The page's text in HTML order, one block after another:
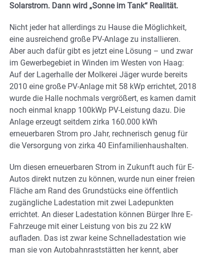
Solarstrom. Dann wird „Sonne im Tank“ Realität.
Nicht jeder hat allerdings zu Hause die Möglichkeit,
eine ausreichend große PV-Anlage zu installieren.
Aber auch dafür gibt es jetzt eine Lösung – und zwar
im Gewerbegebiet in Winden im Westen von Haag:
Auf der Lagerhalle der Molkerei Jäger wurde bereits
2010 eine große PV-Anlage mit 58 kWp errichtet, 2018
wurde die Halle nochmals vergrößert, es kamen damit
noch einmal knapp 100kWp PV-Leistung dazu. Die
Anlage erzeugt seitdem zirka 160.000 kWh
erneuerbaren Strom pro Jahr, rechnerisch genug für
die Versorgung von zirka 40 Einfamilienhaushalten.
Um diesen erneuerbaren Strom in Zukunft auch für E-
Autos direkt nutzen zu können, wurde nun einer freien
Fläche am Rand des Grundstücks eine öffentlich
zugängliche Ladestation mit zwei Ladepunkten
errichtet. An dieser Ladestation können Bürger Ihre E-
Fahrzeuge mit einer Leistung von bis zu 22 kW
aufladen. Das ist zwar keine Schnelladestation wie
man sie von Autobahnraststätten her kennt, aber